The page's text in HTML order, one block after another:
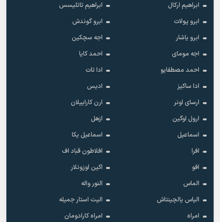
ابراهیم ارکال
ابراهیم تاتلیسس
ابرو پولات
ابرو گوندش
ابرو یاشار
اجه سچکین
اجه مومای
احمد کایا
احمد مصطفایو
ادا تات
ادا ساکیز
ادیس
ارسای اونر
ارن کاراییلان
ارول اوگین
ازهل
اسماعیل
اسماعیل یکا
افرا
افلاطون قباد اف
افو
اکین اوزونلار
الماس
النور واله
الیاس یالچینتاش
الیت استار جمیله
امراه
امراه کارادومان